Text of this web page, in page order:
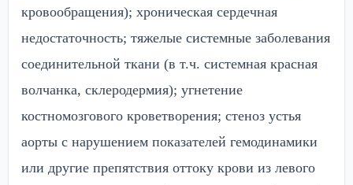
кровообращения); хроническая сердечная
недостаточность; тяжелые системные заболевания
соединительной ткани (в т.ч. системная красная
волчанка, склеродермия); угнетение
костномозгового кроветворения; стеноз устья
аорты с нарушением показателей гемодинамики
или другие препятствия оттоку крови из левого